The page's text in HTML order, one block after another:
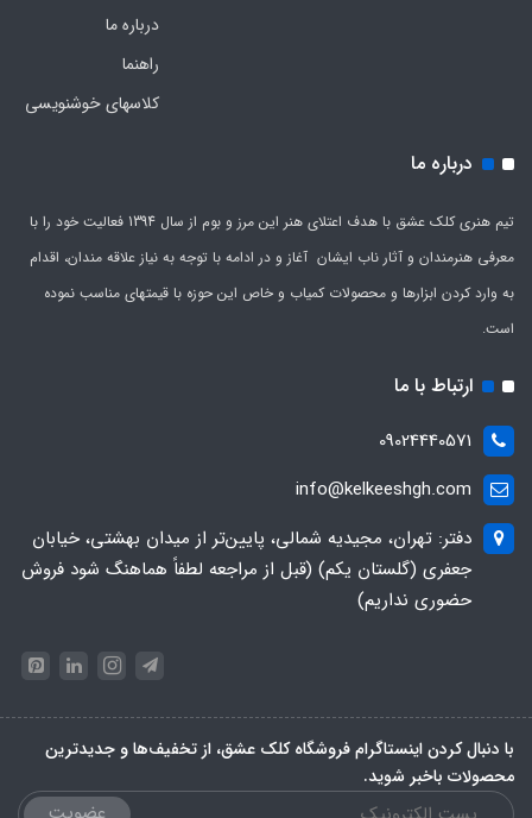
درباره ما
راهنما
کلاسهای خوشنویسی
درباره ما
تیم هنری کلک عشق با هدف اعتلای هنر این مرز و بوم از سال 1394 فعالیت خود را با
معرفی هنرمندان و آثار ناب ایشان آغاز و در ادامه با توجه به نیاز علاقه مندان، اقدام
به وارد کردن ابزارها و محصولات کمیاب و خاص این حوزه با قیمتهای مناسب نموده
است.
ارتباط با ما
09024440571
info@kelkeeshgh.com
دفتر: تهران، مجیدیه شمالی، پایین‌تر از میدان بهشتی، خیابان
جعفری (گلستان یکم) (قبل از مراجعه لطفاً هماهنگ شود فروش
حضوری نداریم)
با دنبال کردن اینستاگرام فروشگاه کلک عشق، از تخفیف‌ها و جدیدترین‌
محصولات باخبر شوید.